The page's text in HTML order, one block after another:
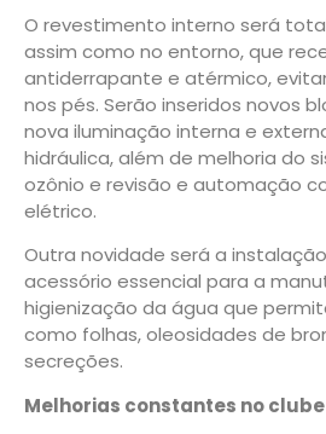
O revestimento interno será
assim como no entorno, que
antiderrapante e atérmico,
nos pés. Serão inseridos novos
nova iluminação interna e
hidráulica, além de melhoria do
ozônio e revisão e automação
elétrico.
Outra novidade será a
acessório essencial para a
higienização da água que
como folhas, oleosidades de
secreções.
Melhorias constantes no clube